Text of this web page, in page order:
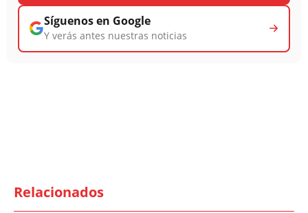
Síguenos en Google
Y verás antes nuestras noticias
Relacionados